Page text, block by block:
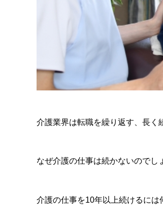
介護業界は転職を繰り返す、長く
なぜ介護の仕事は続かないのでし
介護の仕事を10年以上続けるには